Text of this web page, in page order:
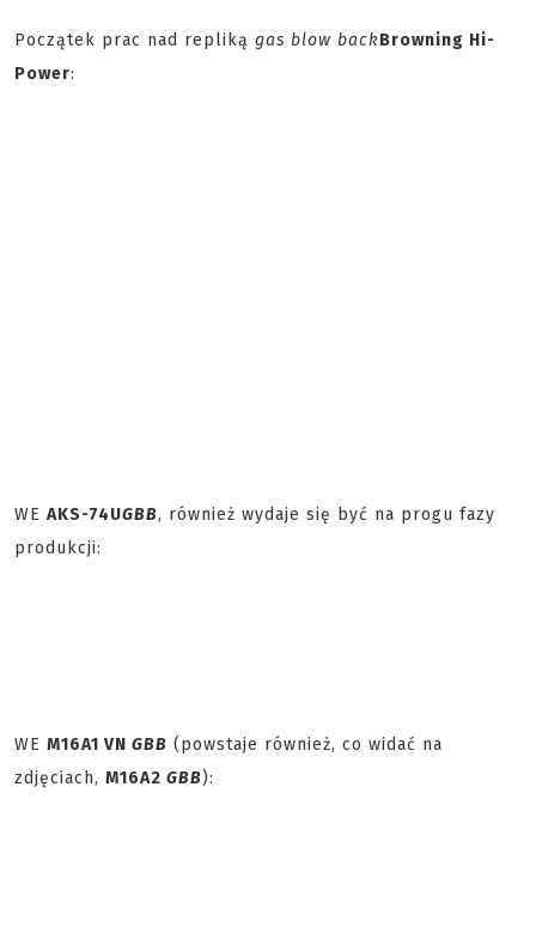
Początek prac nad repliką gas blow backBrowning Hi-
Power:
WE AKS-74UGBB, również wydaje się być na progu fazy
produkcji:
WE M16A1 VN GBB (powstaje również, co widać na
zdjęciach, M16A2 GBB):